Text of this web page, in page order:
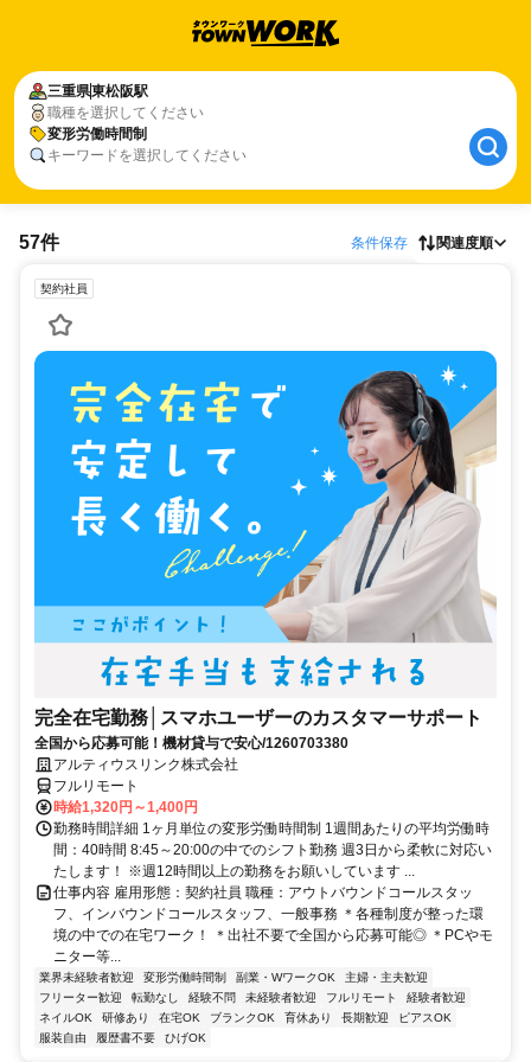
三重県東松阪駅
職種を選択してください
変形労働時間制
キーワードを選択してください
57件 条件保存 関連度順
契約社員
完全在宅勤務│スマホユーザーのカスタマーサポート
全国から応募可能！機材貸与で安心/1260703380
アルティウスリンク株式会社
フルリモート
時給1,320円～1,400円
勤務時間詳細 1ヶ月単位の変形労働時間制 1週間あたりの平均労働時
間：40時間 8:45～20:00の中でのシフト勤務 週3日から柔軟に対応い
たします！ ※週12時間以上の勤務をお願いしています ...
仕事内容 雇用形態：契約社員 職種：アウトバウンドコールスタッ
フ、インバウンドコールスタッフ、一般事務 ＊各種制度が整った環
境の中での在宅ワーク！ ＊出社不要で全国から応募可能◎ ＊PCやモ
ニター等...
業界未経験者歓迎 変形労働時間制 副業・WワークOK
主婦・主夫歓迎
フリーター歓迎
転勤なし 経験不問 未経験者歓迎 フルリモート
経験者歓迎
ネイルOK
研修あり 在宅OK ブランクOK 育休あり 長期歓迎
ピアスOK
服装自由
履歴書不要 ひげOK